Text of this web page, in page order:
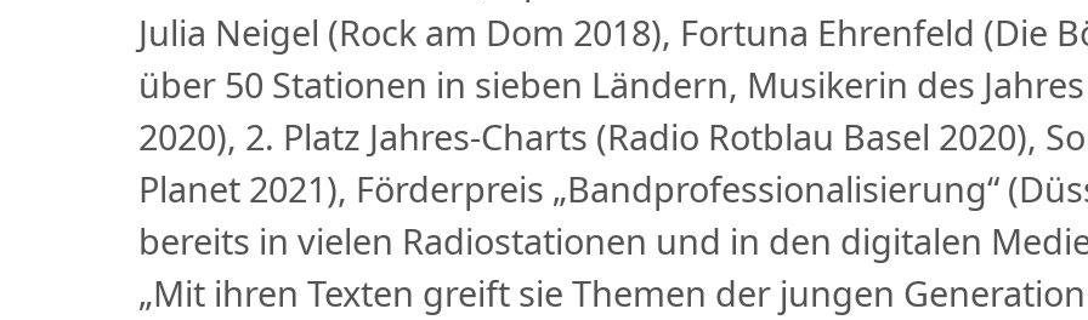
Julia Neigel (Rock am Dom 2018), Fortuna Ehrenfeld (Die
über 50 Stationen in sieben Ländern, Musikerin des
2020), 2. Platz Jahres-Charts (Radio Rotblau Basel 2020),
Planet 2021), Förderpreis „Bandprofessionalisierung“
bereits in vielen Radiostationen und in den digitalen
„Mit ihren Texten greift sie Themen der jungen